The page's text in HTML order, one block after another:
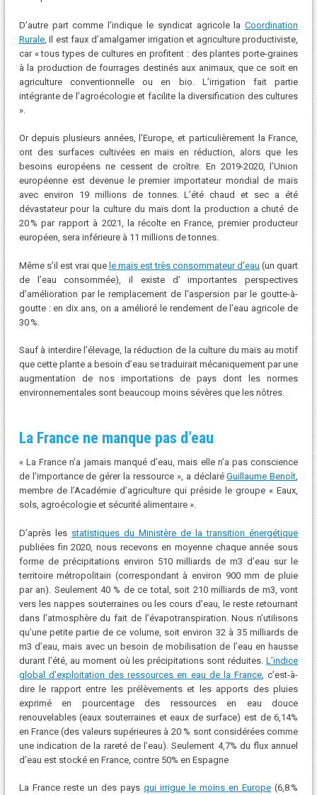
D’autre part comme l’indique le syndicat agricole laCoordination
Rurale, Il est faux d’amalgamer irrigation et agriculture productiviste,
car « tous types de cultures en profitent : des plantes porte-graines
à la production de fourrages destinés aux animaux, que ce soit en
agriculture conventionnelle ou en bio. L’irrigation fait partie
intégrante de l’agroécologie et facilite la diversification des cultures
».
Or depuis plusieurs années, l’Europe, et particulièrement la France,
ont des surfaces cultivées en maïs en réduction, alors que les
besoins européens ne cessent de croître. En 2019-2020, l’Union
européenne est devenue le premier importateur mondial de maïs
avec environ 19 millions de tonnes. L’été chaud et sec a été
dévastateur pour la culture du maïs dont la production a chuté de
20 % par rapport à 2021, la récolte en France, premier producteur
européen, sera inférieure à 11 millions de tonnes.
Même s’il est vrai que le maïs est très consommateur d’eau (un quart
de l’eau consommée), il existe d’ importantes perspectives
d’amélioration par le remplacement de l’aspersion par le goutte-à-
goutte : en dix ans, on a amélioré le rendement de l’eau agricole de
30 %.
Sauf à interdire l’élevage, la réduction de la culture du maïs au motif
que cette plante a besoin d’eau se traduirait mécaniquement par une
augmentation de nos importations de pays dont les normes
environnementales sont beaucoup moins sévères que les nôtres.
La France ne manque pas d’eau
« La France n’a jamais manqué d’eau, mais elle n’a pas conscience
de l’importance de gérer la ressource », a déclaréGuillaume Benoît,
membre de l’Académie d’agriculture qui préside le groupe « Eaux,
sols, agroécologie et sécurité alimentaire ».
D’après les statistiques du Ministère de la transition énergétique
publiées fin 2020, nous recevons en moyenne chaque année sous
forme de précipitations environ 510 milliards de m3 d’eau sur le
territoire métropolitain (correspondant à environ 900 mm de pluie
par an). Seulement 40 % de ce total, soit 210 milliards de m3, vont
vers les nappes souterraines ou les cours d’eau, le reste retournant
dans l’atmosphère du fait de l’évapotranspiration. Nous n’utilisons
qu’une petite partie de ce volume, soit environ 32 à 35 milliards de
m3 d’eau, mais avec un besoin de mobilisation de l’eau en hausse
durant l’été, au moment où les précipitations sont réduites.L’indice
global d’exploitation des ressources en eau de la France , c’est-à-
dire le rapport entre les prélèvements et les apports des pluies
exprimé en pourcentage des ressources en eau douce
renouvelables (eaux souterraines et eaux de surface) est de 6,14%
en France (des valeurs supérieures à 20 % sont considérées comme
une indication de la rareté de l’eau). Seulement 4,7% du flux annuel
d’eau est stocké en France, contre 50% en Espagne
La France reste un des pays qui irrigue le moins en Europe (6,8 %